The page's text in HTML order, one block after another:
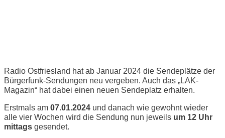
Radio Ostfriesland hat ab Januar 2024 die Sendeplätze der
Bürgerfunk-Sendungen neu vergeben. Auch das „LAK-
Magazin“ hat dabei einen neuen Sendeplatz erhalten.
Erstmals am 07.01.2024 und danach wie gewohnt wieder
alle vier Wochen wird die Sendung nun jeweils um 12 Uhr
mittags gesendet.